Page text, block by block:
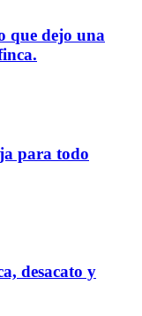
que dejo una
para todo
desacato y